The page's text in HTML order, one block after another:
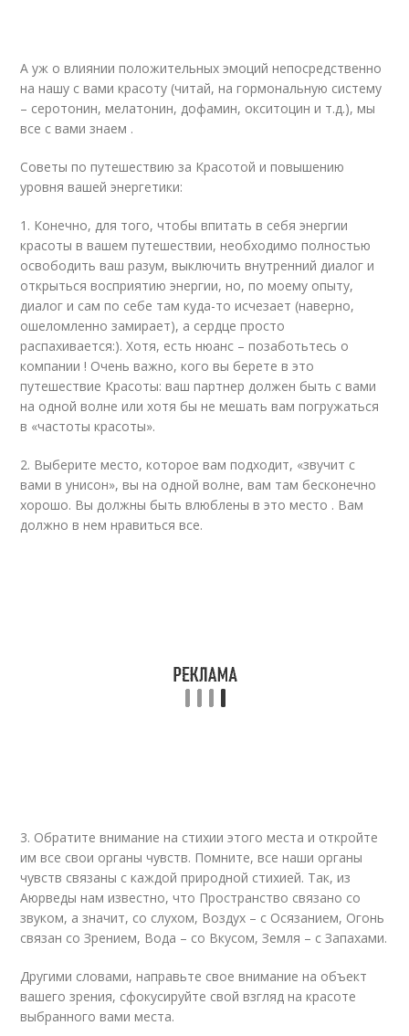
А уж о влиянии положительных эмоций непосредственно
на нашу с вами красоту (читай, на гормональную систему
– серотонин, мелатонин, дофамин, окситоцин и т.д.), мы
все с вами знаем .
Советы по путешествию за Красотой и повышению
уровня вашей энергетики:
1. Конечно, для того, чтобы впитать в себя энергии
красоты в вашем путешествии, необходимо полностью
освободить ваш разум, выключить внутренний диалог и
открыться восприятию энергии, но, по моему опыту,
диалог и сам по себе там куда-то исчезает (наверно,
ошеломленно замирает), а сердце просто
распахивается:). Хотя, есть нюанс – позаботьтесь о
компании ! Очень важно, кого вы берете в это
путешествие Красоты: ваш партнер должен быть с вами
на одной волне или хотя бы не мешать вам погружаться
в «частоты красоты».
2. Выберите место, которое вам подходит, «звучит с
вами в унисон», вы на одной волне, вам там бесконечно
хорошо. Вы должны быть влюблены в это место . Вам
должно в нем нравиться все.
3. Обратите внимание на стихии этого места и откройте
им все свои органы чувств. Помните, все наши органы
чувств связаны с каждой природной стихией. Так, из
Аюрведы нам известно, что Пространство связано со
звуком, а значит, со слухом, Воздух – с Осязанием, Огонь
связан со Зрением, Вода – со Вкусом, Земля – с Запахами.
Другими словами, направьте свое внимание на объект
вашего зрения, сфокусируйте свой взгляд на красоте
выбранного вами места.